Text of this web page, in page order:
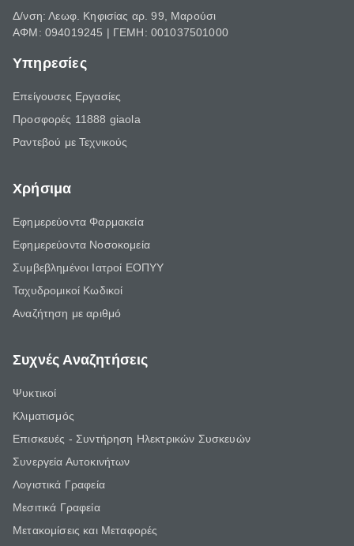
Δ/νση: Λεωφ. Κηφισίας αρ. 99, Μαρούσι
ΑΦΜ: 094019245 | ΓΕΜΗ: 001037501000
Υπηρεσίες
Επείγουσες Εργασίες
Προσφορές 11888 giaola
Ραντεβού με Τεχνικούς
Χρήσιμα
Εφημερεύοντα Φαρμακεία
Εφημερεύοντα Νοσοκομεία
Συμβεβλημένοι Ιατροί ΕΟΠΥΥ
Ταχυδρομικοί Κωδικοί
Αναζήτηση με αριθμό
Συχνές Αναζητήσεις
Ψυκτικοί
Κλιματισμός
Επισκευές - Συντήρηση Ηλεκτρικών Συσκευών
Συνεργεία Αυτοκινήτων
Λογιστικά Γραφεία
Μεσιτικά Γραφεία
Μετακομίσεις και Μεταφορές